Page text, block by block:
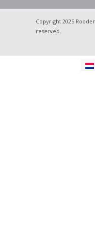
Copyright 2025
reserved.